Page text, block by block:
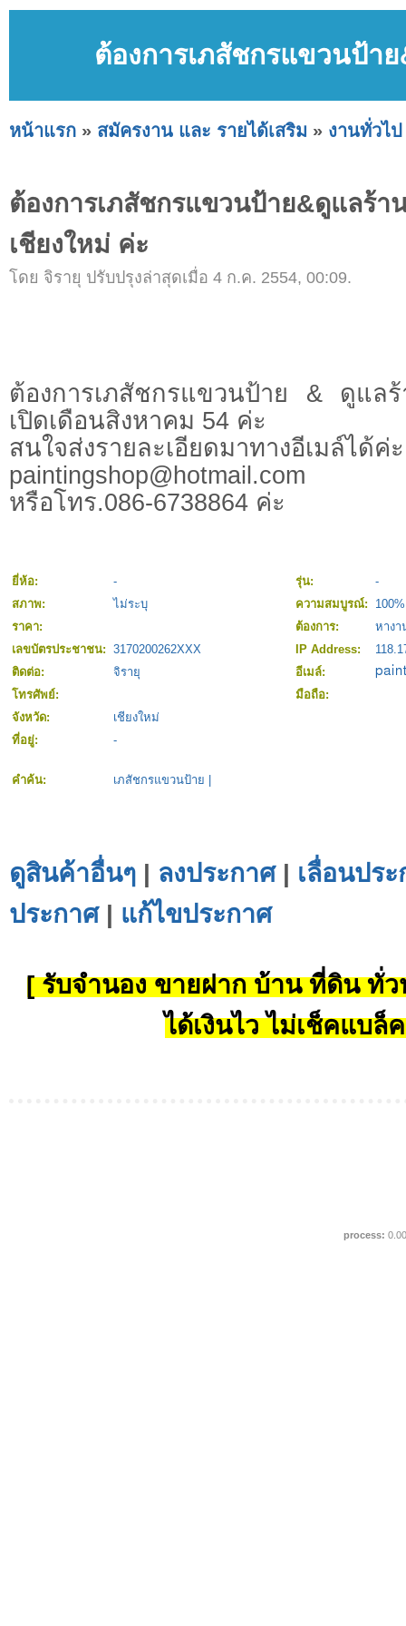
ต้องการเภสัชกรแขวนป้า
หน้าแรก » สมัครงาน และ รายได้เสริม » งานทั่วไป
ต้องการเภสัชกรแขวนป้าย&ดูแลร้า
เชียงใหม่ ค่ะ
โดย จิรายุ ปรับปรุงล่าสุดเมื่อ 4 ก.ค. 2554, 00:09.
ต้องการเภสัชกรแขวนป้าย & ดูแล
เปิดเดือนสิงหาคม 54 ค่ะ
สนใจส่งรายละเอียดมาทางอีเมล์ได้ค่ะ
paintingshop@hotmail.com
หรือโทร.086-6738864 ค่ะ
ยี่ห้อ: - รุ่น:
-
สภาพ:
ไม่ระบุ ความสมบูรณ์:
100%
ราคา:
ต้องการ:
หางา
เลขบัตรประชาชน: 3170200262XXX IP Address:
ติดต่อ:
จิรายุ
อีเมล์:
โทรศัพย์:
มือถือ:
จังหวัด:
เชียงใหม่
ที่อยู่:
-
คำค้น: เภสัชกรแขวนป้าย
ดูสินค้าอื่นๆ | ลงประกาศ| เลื่อนปร
ประกาศ| แก้ไขประกาศ
[ รับจำนอง ขายฝาก บ้าน ที่ดิน ทั่ว
ได้เงินไว ไม่เช็คแบล็
process: